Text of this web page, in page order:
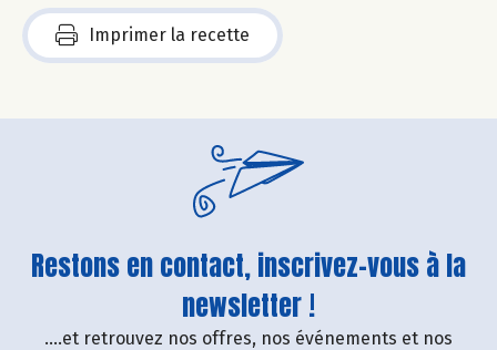
Imprimer la recette
Restons en contact, inscrivez-vous à la
newsletter !
....et retrouvez nos offres, nos événements et nos